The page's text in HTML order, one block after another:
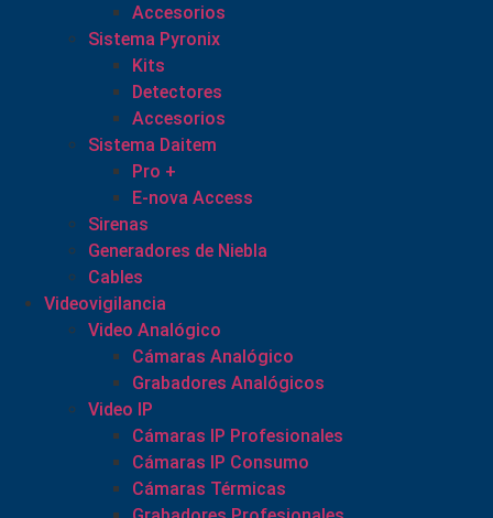
Accesorios
Sistema Pyronix
Kits
Detectores
Accesorios
Sistema Daitem
Pro +
E-nova Access
Sirenas
Generadores de Niebla
Cables
Videovigilancia
Video Analógico
Cámaras Analógico
Grabadores Analógicos
Video IP
Cámaras IP Profesionales
Cámaras IP Consumo
Cámaras Térmicas